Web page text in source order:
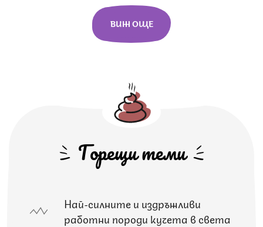
ВИЖ ОЩЕ
Горещи теми
Най-силните и издръжливи
работни породи кучета в света